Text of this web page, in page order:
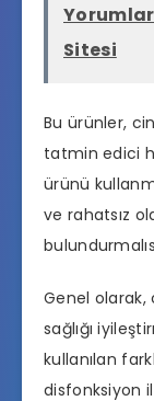
Sitesi
Bu ürünler,
tatmin edici
ürünü
ve rahatsız
Genel
sağlığı
kullanılan
disfonksiyon